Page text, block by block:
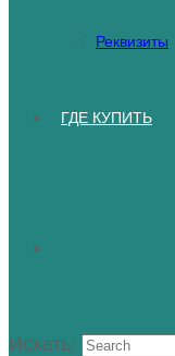
Реквизиты
ГДЕ КУПИТЬ
Искать: